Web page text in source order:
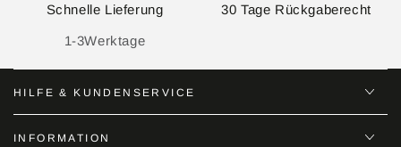
Schnelle Lieferung
1-3Werktage
30 Tage Rückgaberecht
HILFE & KUNDENSERVICE
INFORMATION